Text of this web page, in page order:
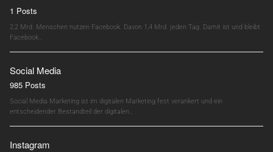
1 Posts
2,2 Mrd. Menschen nutzen Facebook. Davon 1,4 Mrd. jeden Tag. Damit ist und bleibt
Facebook…
Social Media
985 Posts
Social Media Marketing ist im digitalen Marketing fest verankert und ein
entscheidender Bestandteil der digitalen…
Instagram